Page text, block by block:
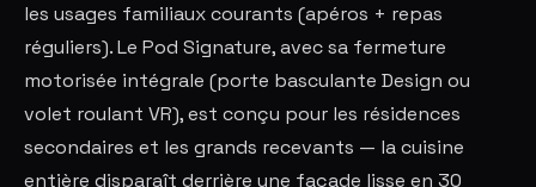
les usages familiaux courants (apéros + repas
réguliers). Le Pod Signature, avec sa fermeture
motorisée intégrale (porte basculante Design ou
volet roulant VR), est conçu pour les résidences
secondaires et les grands recevants — la cuisine
entière disparaît derrière une façade lisse en 30